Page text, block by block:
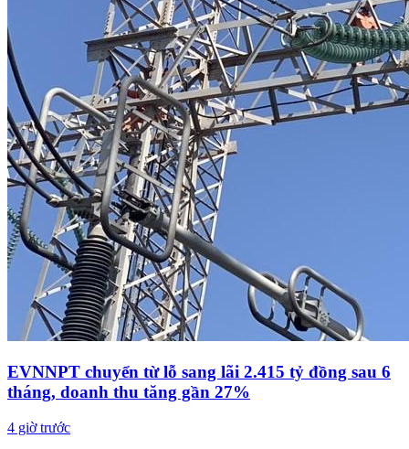
EVNNPT chuyển từ lỗ sang lãi 2.415 tỷ đồng sau 6
tháng, doanh thu tăng gần 27%
4 giờ trước